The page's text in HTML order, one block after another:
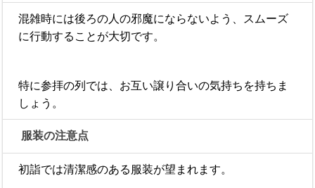
混雑時には後ろの人の邪魔にならないよう、スムーズ
に行動することが大切です。
特に参拝の列では、お互い譲り合いの気持ちを持ちま
しょう。
服装の注意点
初詣では清潔感のある服装が望まれます。